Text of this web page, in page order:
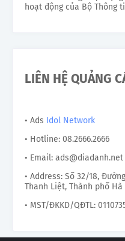
hoạt động của Bộ Thông
LIÊN HỆ QUẢNG
• Ads Idol Network
• Hotline: 08.2666.2666
• Email: ads@diadanh.net
• Address: Số 32/18,
Thanh Liệt, Thành phố
• MST/ĐKKD/QĐTL: